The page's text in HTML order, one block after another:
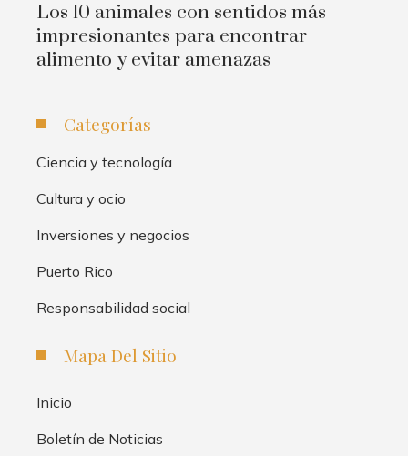
Los 10 animales con sentidos más
impresionantes para encontrar
alimento y evitar amenazas
Categorías
Ciencia y tecnología
Cultura y ocio
Inversiones y negocios
Puerto Rico
Responsabilidad social
Mapa Del Sitio
Inicio
Boletín de Noticias